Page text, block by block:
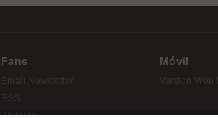
Fans
Email Newsletter
Widgets
Móvil
Version Web